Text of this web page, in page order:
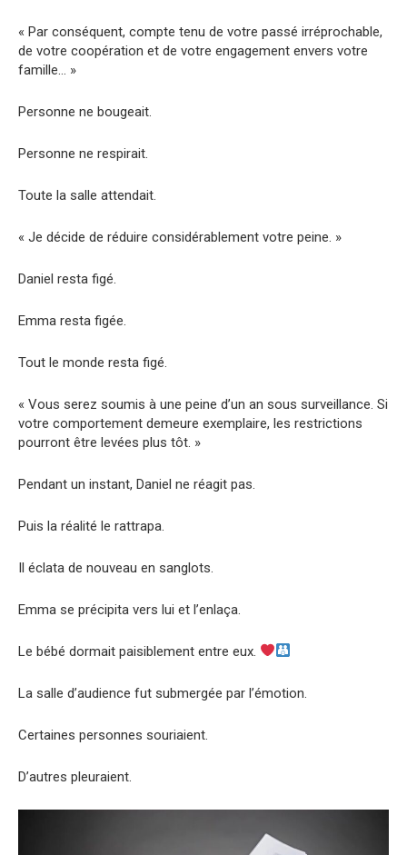
« Par conséquent, compte tenu de votre passé irréprochable,
de votre coopération et de votre engagement envers votre
famille… »
Personne ne bougeait.
Personne ne respirait.
Toute la salle attendait.
« Je décide de réduire considérablement votre peine. »
Daniel resta figé.
Emma resta figée.
Tout le monde resta figé.
« Vous serez soumis à une peine d’un an sous surveillance. Si
votre comportement demeure exemplaire, les restrictions
pourront être levées plus tôt. »
Pendant un instant, Daniel ne réagit pas.
Puis la réalité le rattrapa.
Il éclata de nouveau en sanglots.
Emma se précipita vers lui et l’enlaça.
Le bébé dormait paisiblement entre eux.
La salle d’audience fut submergée par l’émotion.
Certaines personnes souriaient.
D’autres pleuraient.